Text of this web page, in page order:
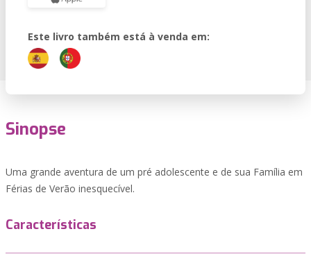
Este livro também está à venda em:
Sinopse
Uma grande aventura de um pré adolescente e de sua Família em
Férias de Verão inesquecível.
Características